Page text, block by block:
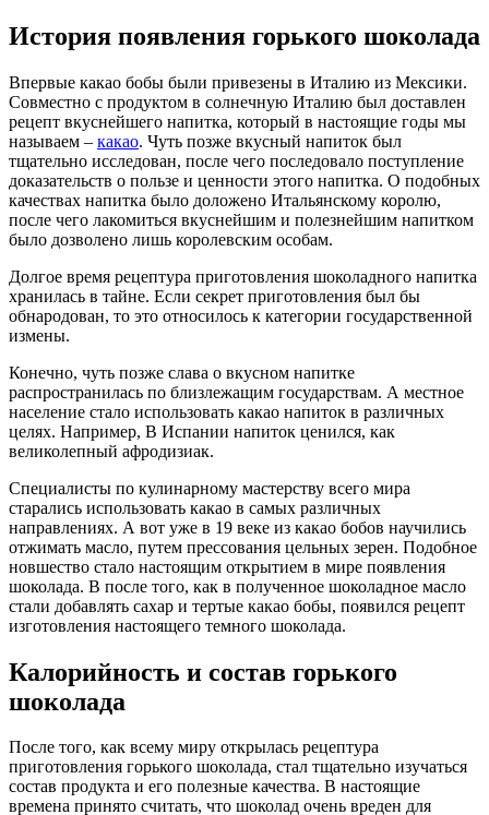
История появления горького шоколада
Впервые какао бобы были привезены в Италию из Мексики.
Совместно с продуктом в солнечную Италию был доставлен
рецепт вкуснейшего напитка, который в настоящие годы мы
называем – какао. Чуть позже вкусный напиток был
тщательно исследован, после чего последовало поступление
доказательств о пользе и ценности этого напитка. О подобных
качествах напитка было доложено Итальянскому королю,
после чего лакомиться вкуснейшим и полезнейшим напитком
было дозволено лишь королевским особам.
Долгое время рецептура приготовления шоколадного напитка
хранилась в тайне. Если секрет приготовления был бы
обнародован, то это относилось к категории государственной
измены.
Конечно, чуть позже слава о вкусном напитке
распространилась по близлежащим государствам. А местное
население стало использовать какао напиток в различных
целях. Например, В Испании напиток ценился, как
великолепный афродизиак.
Специалисты по кулинарному мастерству всего мира
старались использовать какао в самых различных
направлениях. А вот уже в 19 веке из какао бобов научились
отжимать масло, путем прессования цельных зерен. Подобное
новшество стало настоящим открытием в мире появления
шоколада. В после того, как в полученное шоколадное масло
стали добавлять сахар и тертые какао бобы, появился рецепт
изготовления настоящего темного шоколада.
Калорийность и состав горького
шоколада
После того, как всему миру открылась рецептура
приготовления горького шоколада, стал тщательно изучаться
состав продукта и его полезные качества. В настоящие
времена принято считать, что шоколад очень вреден для